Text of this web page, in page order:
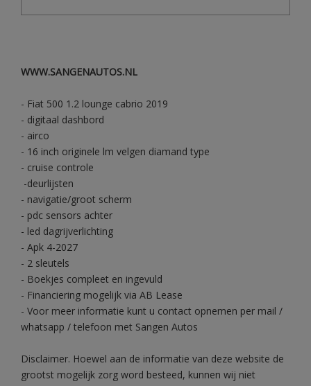
WWW.SANGENAUTOS.NL
- Fiat 500 1.2 lounge cabrio 2019
- digitaal dashbord
- airco
- 16 inch originele lm velgen diamand type
- cruise controle
-deurlijsten
- navigatie/groot scherm
- pdc sensors achter
- led dagrijverlichting
- Apk 4-2027
- 2 sleutels
- Boekjes compleet en ingevuld
- Financiering mogelijk via AB Lease
- Voor meer informatie kunt u contact opnemen per mail /
whatsapp / telefoon met Sangen Autos
Disclaimer. Hoewel aan de informatie van deze website de
grootst mogelijk zorg word besteed, kunnen wij niet